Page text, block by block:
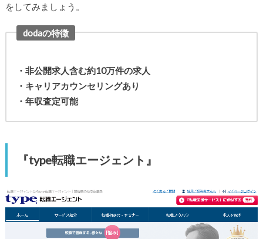
をしてみましょう。
dodaの特徴
・非公開求人含む約10万件の求人
・キャリアカウンセリングあり
・年収査定可能
『type転職エージェント』